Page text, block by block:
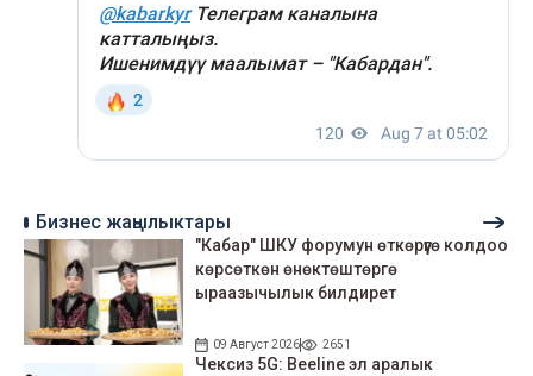
Бизнес жаңылыктары
"Кабар" ШКУ форумун өткөрүүгө колдоо
көрсөткөн өнөктөштөргө
ыраазычылык билдирет
09 Август 2026 2651
Чексиз 5G: Beeline эл аралык